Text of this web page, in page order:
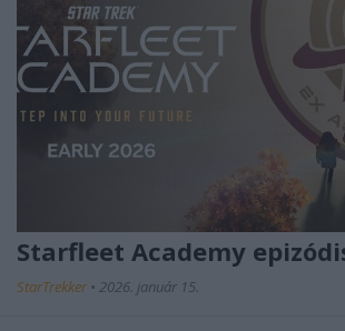
Starfleet Academy
StarTrekker • 2026. január 15.